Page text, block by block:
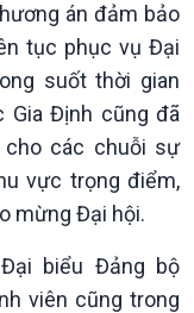
án đảm bảo
tục phục vụ Đại
suốt thời gian
Gia Định cũng đã
các chuỗi sự
vực trọng điểm,
mừng Đại hội.
biểu Đảng bộ
viên cũng trong